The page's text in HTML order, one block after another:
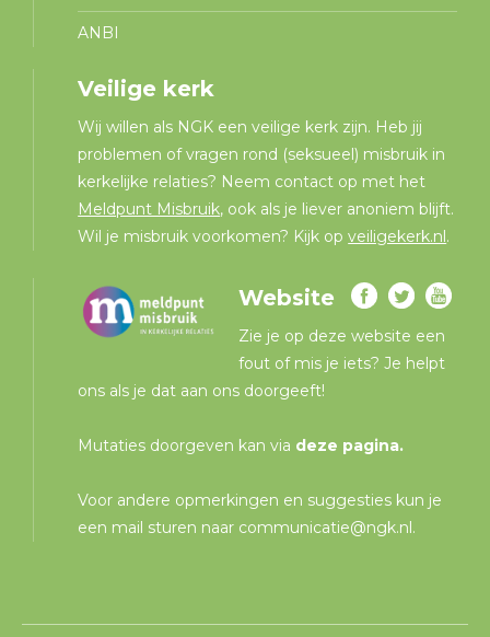
ANBI
Veilige kerk
Wij willen als NGK een veilige kerk zijn. Heb jij
problemen of vragen rond (seksueel) misbruik in
kerkelijke relaties? Neem contact op met het
Meldpunt Misbruik, ook als je liever anoniem blijft.
Wil je misbruik voorkomen? Kijk opveiligekerk.nl.
Website
Zie je op deze website een
fout of mis je iets? Je helpt
ons als je dat aan ons doorgeeft!
Mutaties doorgeven kan via deze pagina.
Voor andere opmerkingen en suggesties kun je
een mail sturen naar communicatie@ngk.nl.